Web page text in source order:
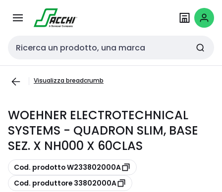
navigazionecontenuto
Cerca input
Visualizza breadcrumb
WOEHNER ELECTROTECHNICAL
SYSTEMS - QUADRON SLIM, BASE
SEZ. X NH000 X 60CLAS
copia
Cod. prodotto W233802000A
copia
Cod. produttore 33802000A